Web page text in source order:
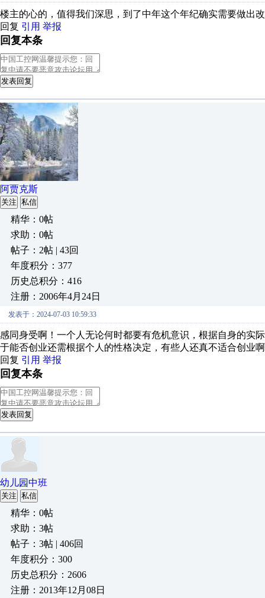
楼主的心的，值得我们深思，到了中年这个年纪确实需要做出
回复 引用 举报
回复本条
发表回复
阿贾克斯
关注 私信
精华：0帖
求助：0帖
帖子：2帖 | 43回
年度积分：377
历史总积分：416
注册：2006年4月24日
发表于：2024-07-03 10:59:33
感同身受啊！一个人无论何时都要有危机意识，根据自身的实
于能否创业还需根据个人的性格决定，有些人还真不适合创业
回复 引用 举报
回复本条
发表回复
幼儿园中班
关注 私信
精华：0帖
求助：3帖
帖子：3帖 | 406回
年度积分：300
历史总积分：2606
注册：2013年12月08日